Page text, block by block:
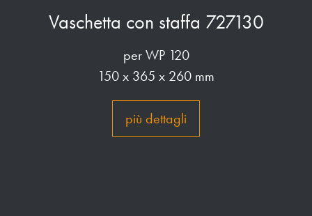
Vaschetta con staffa 727130
per WP 120
150 x 365 x 260 mm
più dettagli